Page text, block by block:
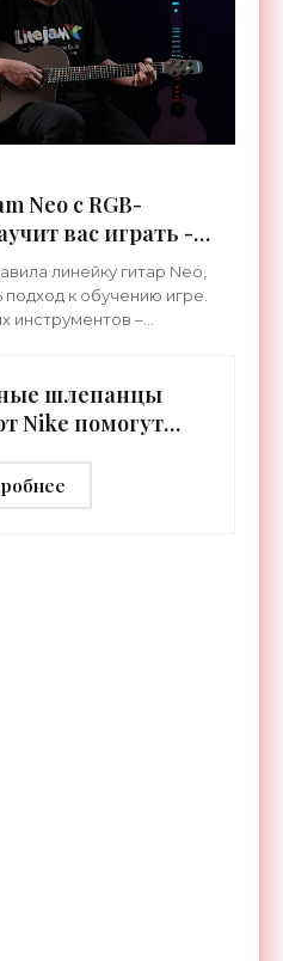
Neo с RGB-
вас играть -
линейку гитар Neo,
к обучению игре.
инструментов –
шлепанцы
Nike помогут
- «Гаджеты»